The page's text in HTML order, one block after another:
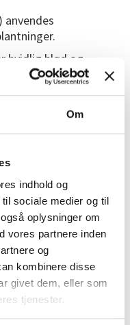
Om
indhold og
sociale medier og til
oplysninger om
vores partnere inden
og
kombinere disse
givet dem, eller som
tjenester.
anvendes
.
hvidlig blød og
te eller de kan
pandekager.
suppe m.m.
forebyggende mod
bær og blomster